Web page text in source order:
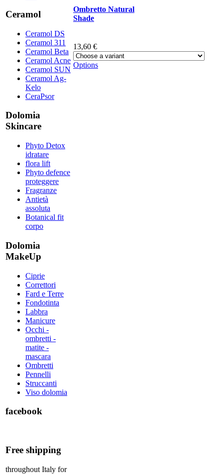
Ceramol
Ceramol DS
Ceramol 311
Ceramol Beta
Ceramol Acne
Ceramol SUN
Ceramol Ag-
Kelo
CeraPsor
Dolomia
Skincare
Phyto Detox
idratare
flora lift
Phyto defence
proteggere
Fragranze
Antietà
assoluta
Botanical fit
corpo
Dolomia
MakeUp
Ciprie
Correttori
Fard e Terre
Fondotinta
Labbra
Manicure
Occhi -
ombretti -
matite -
mascara
Ombretti
Pennelli
Struccanti
Viso dolomia
facebook
Free shipping
throughout Italy for
Ombretto Natural
Shade
13,60 €
Options